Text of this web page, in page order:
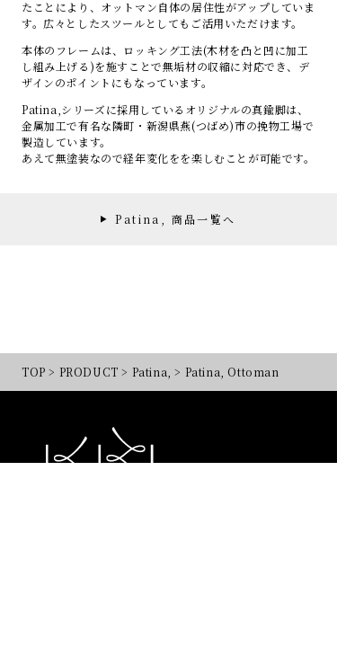
たことにより、オットマン自体の居住性がアップしていま
す。広々としたスツールとしてもご活用いただけます。
本体のフレームは、ロッキング工法(木材を凸と凹に加工
し組み上げる)を施すことで無垢材の収縮に対応でき、デ
ザインのポイントにもなっています。
Patina,シリーズに採用しているオリジナルの真鍮脚は、
金属加工で有名な隣町・新潟県燕(つばめ)市の挽物工場で
製造しています。
あえて無塗装なので経年変化をを楽しむことが可能です。
Patina, 商品一覧へ
TOP > PRODUCT > Patina, > Patina, Ottoman